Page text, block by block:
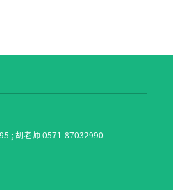
; 胡老师 0571-87032990